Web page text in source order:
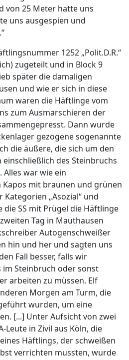
von 25 Meter hatte uns
uns ausgespien und
1252 „Polit.D.R.“
zugeteilt und in Block 9
später die damaligen
und wie er sich in diese
waren die Häftlinge vom
zum Ausmarschieren der
Dann wurde
gezogene sogenannte
die äußere, die sich um den
des Steinbruchs
war wie ein
Kapos mit braunen und grünen
„Asozial“ und
die SS mit Prügel die Häftlinge
Tag in Mauthausen
Autogenschweißer
hin und her und sagten uns
Fall besser, falls wir
Steinbruch oder sonst
arbeiten zu müssen. Elf
Morgen am Turm, die
wurden, um eine
[...] Unter Aufsicht von zwei
Leute in Zivil aus Köln, die
Häftlings, der schweißen
verrichten mussten, wurde